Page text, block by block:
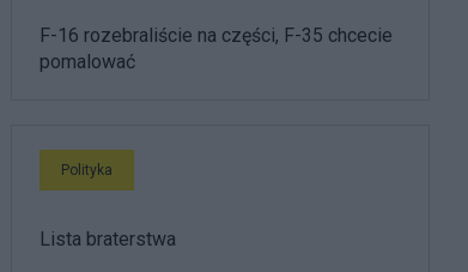
F-16 rozebraliście na części, F-35 chcecie
pomalować
Polityka
Lista braterstwa